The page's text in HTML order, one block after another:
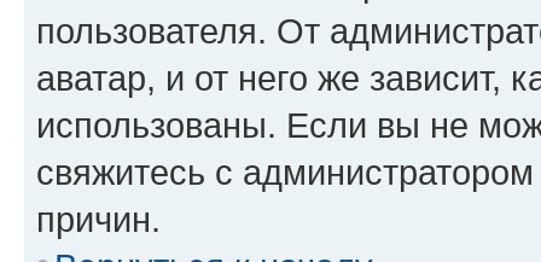
пользователя. От
аватар, и от него же зависит,
использованы. Если вы не
свяжитесь с
причин.